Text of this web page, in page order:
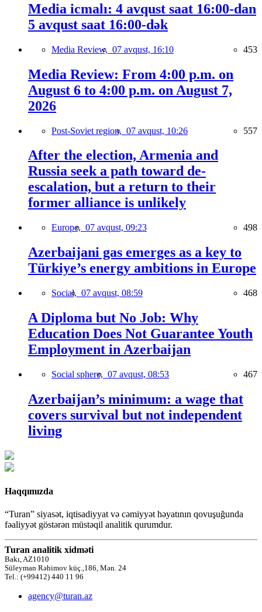
Media icmalı: 4 avqust saat 16:00-dan
5 avqust saat 16:00-dək
Media Review, 07 avqust, 16:10 453
Media Review: From 4:00 p.m. on
August 6 to 4:00 p.m. on August 7,
2026
Post-Soviet region, 07 avqust, 10:26 557
After the election, Armenia and
Russia seek a path toward de-
escalation, but a return to their
former alliance is unlikely
Europe, 07 avqust, 09:23 498
Azerbaijani gas emerges as a key to
Türkiye’s energy ambitions in Europe
Social, 07 avqust, 08:59 468
A Diploma but No Job: Why
Education Does Not Guarantee Youth
Employment in Azerbaijan
Social sphere, 07 avqust, 08:53 467
Azerbaijan’s minimum: a wage that
covers survival but not independent
living
Haqqımızda
“Turan” siyasət, iqtisadiyyat və cəmiyyət həyatının qovuşuğunda
fəaliyyət göstərən müstəqil analitik qurumdur.
Turan analitik xidməti
Bakı, AZ1010
Süleyman Rəhimov küç.,186, Mən. 24
Tel.: (+99412) 440 11 96
agency@turan.az